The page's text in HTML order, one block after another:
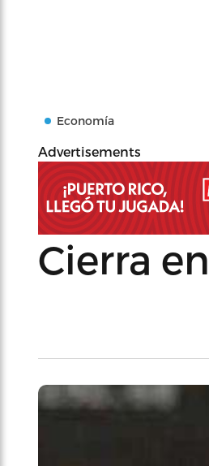
Economía
Advertisements
Cierra